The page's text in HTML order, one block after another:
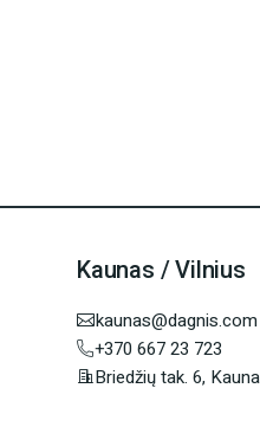
Kaunas / Vilnius
kaunas@dagnis.com
+370 667 23 723
Briedžių tak. 6,